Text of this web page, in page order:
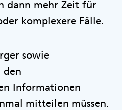
dann mehr Zeit für
komplexere Fälle.
sowie
den
Informationen
mitteilen müssen.